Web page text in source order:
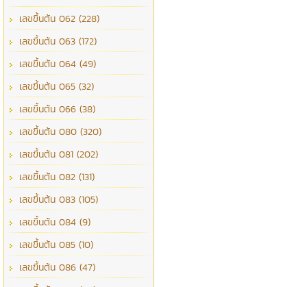
เลขขึ้นต้น 062 (228)
เลขขึ้นต้น 063 (172)
เลขขึ้นต้น 064 (49)
เลขขึ้นต้น 065 (32)
เลขขึ้นต้น 066 (38)
เลขขึ้นต้น 080 (320)
เลขขึ้นต้น 081 (202)
เลขขึ้นต้น 082 (131)
เลขขึ้นต้น 083 (105)
เลขขึ้นต้น 084 (9)
เลขขึ้นต้น 085 (10)
เลขขึ้นต้น 086 (47)